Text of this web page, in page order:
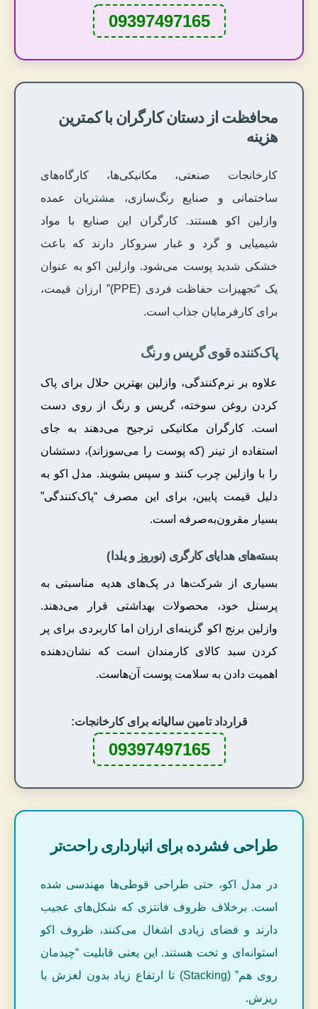
09397497165
محافظت از دستان کارگران با کمترین
هزینه
کارخانجات صنعتی، مکانیکی‌ها، کارگاه‌های
ساختمانی و صنایع رنگ‌سازی، مشتریان عمده
وازلین اکو هستند. کارگران این صنایع با مواد
شیمیایی و گرد و غبار سروکار دارند که باعث
خشکی شدید پوست می‌شود. وازلین اکو به عنوان
یک “تجهیزات حفاظت فردی (PPE)” ارزان قیمت،
برای کارفرمایان جذاب است.
پاک‌کننده قوی گریس و رنگ
علاوه بر نرم‌کنندگی، وازلین بهترین حلال برای پاک
کردن روغن سوخته، گریس و رنگ از روی دست
است. کارگران مکانیکی ترجیح می‌دهند به جای
استفاده از تینر (که پوست را می‌سوزاند)، دستشان
را با وازلین چرب کنند و سپس بشویند. مدل اکو به
دلیل قیمت پایین، برای این مصرف “پاک‌کنندگی”
بسیار مقرون‌به‌صرفه است.
بسته‌های هدایای کارگری (نوروز و یلدا)
بسیاری از شرکت‌ها در پک‌های هدیه مناسبتی به
پرسنل خود، محصولات بهداشتی قرار می‌دهند.
وازلین برنج اکو گزینه‌ای ارزان اما کاربردی برای پر
کردن سبد کالای کارمندان است که نشان‌دهنده
اهمیت دادن به سلامت پوست آن‌هاست.
قرارداد تامین سالیانه برای کارخانجات:
09397497165
طراحی فشرده برای انبارداری راحت‌تر
در مدل اکو، حتی طراحی قوطی‌ها مهندسی شده
است. برخلاف ظروف فانتزی که شکل‌های عجیب
دارند و فضای زیادی اشغال می‌کنند، ظروف اکو
استوانه‌ای و تخت هستند. این یعنی قابلیت “چیدمان
روی هم” (Stacking) تا ارتفاع زیاد بدون لغزش یا
ریزش.